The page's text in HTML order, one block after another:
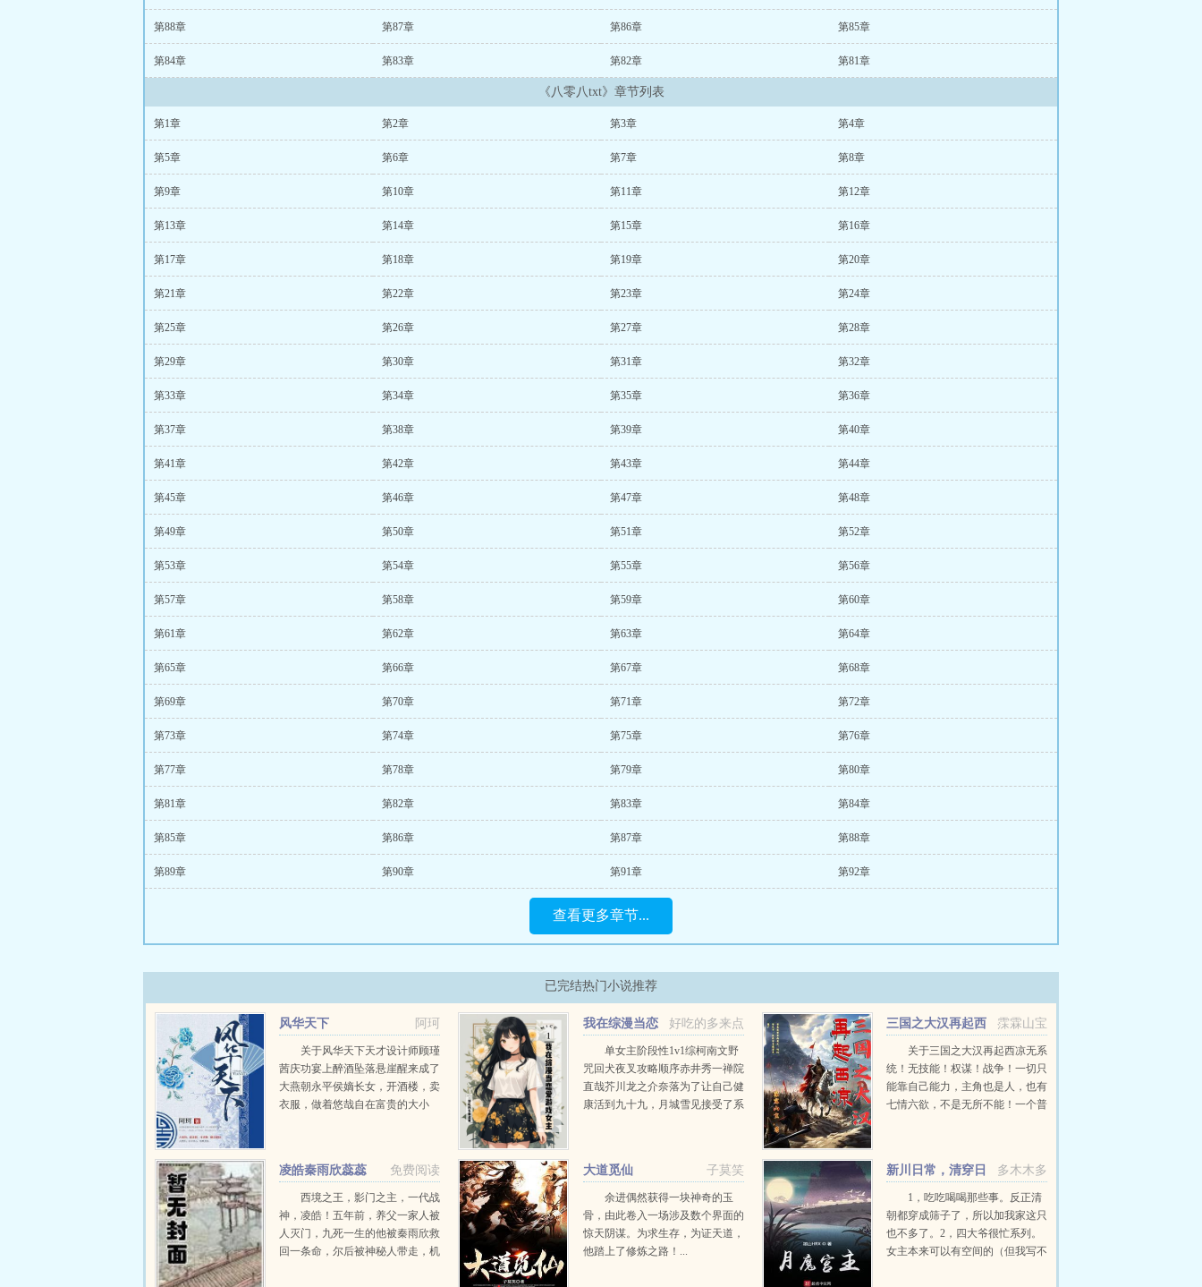
第88章 第87章 第86章 第85章
第84章 第83章 第82章 第81章
《八零八txt》章节列表
第1章 第2章 第3章 第4章
第5章 第6章 第7章 第8章
第9章 第10章 第11章 第12章
第13章 第14章 第15章 第16章
第17章 第18章 第19章 第20章
第21章 第22章 第23章 第24章
第25章 第26章 第27章 第28章
第29章 第30章 第31章 第32章
第33章 第34章 第35章 第36章
第37章 第38章 第39章 第40章
第41章 第42章 第43章 第44章
第45章 第46章 第47章 第48章
第49章 第50章 第51章 第52章
第53章 第54章 第55章 第56章
第57章 第58章 第59章 第60章
第61章 第62章 第63章 第64章
第65章 第66章 第67章 第68章
第69章 第70章 第71章 第72章
第73章 第74章 第75章 第76章
第77章 第78章 第79章 第80章
第81章 第82章 第83章 第84章
第85章 第86章 第87章 第88章
第89章 第90章 第91章 第92章
查看更多章节...
已完结热门小说推荐
阿珂
风华天下
关于风华天下天才设计师顾瑾
茜庆功宴上醉酒坠落悬崖醒来成了
大燕朝永平侯嫡长女，开酒楼，卖
衣服，做着悠哉自在富贵的大小
情，她才发现皇上竟是她曾经救...
好吃的多来点
我在综漫当恋
爱游戏女主
单女主阶段性1v1综柯南文野
咒回犬夜叉攻略顺序赤井秀一禅院
直哉芥川龙之介奈落为了让自己健
康活到九十九，月城雪见接受了系
霂霖山宝
三国之大汉再起西
关于三国之大汉再起西凉无系
统！无技能！权谋！战争！一切只
能靠自己能力，主角也是人，也有
七情六欲，不是无所不能！一个普
开始自己只想混口饭吃...
免费阅读
凌皓秦雨欣蕊蕊
西境之王，影门之主，一代战
神，凌皓！五年前，养父一家人被
人灭门，九死一生的他被秦雨欣救
回一条命，尔后被神秘人带走，机
子莫笑
大道觅仙
余进偶然获得一块神奇的玉
骨，由此卷入一场涉及数个界面的
惊天阴谋。为求生存，为证天道，
他踏上了修炼之路！...
多木木多
新川日常，清穿日
常，青川日常，卿卿日常
1，吃吃喝喝那些事。反正清
朝都穿成筛子了，所以加我家这只
也不多了。2，四大爷很忙系列。
女主本来可以有空间的（但我写不